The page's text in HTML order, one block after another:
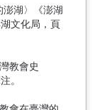
湖〉《澎湖
文化局，頁
教會史
。